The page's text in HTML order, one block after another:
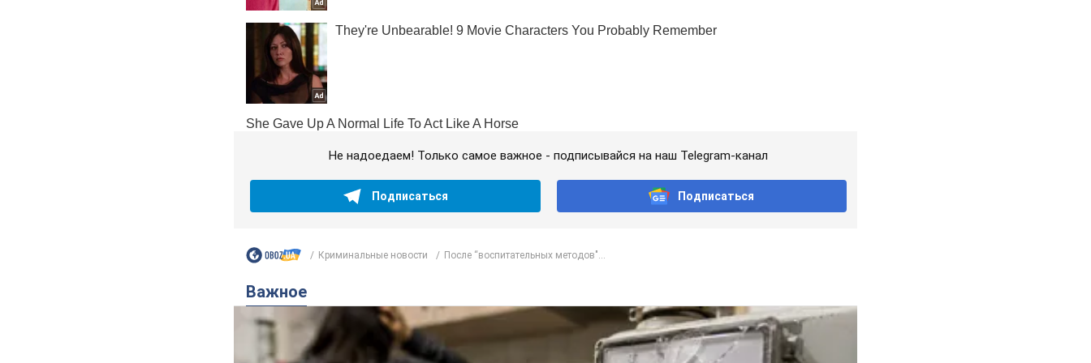
Не надоедаем! Только самое важное - подписывайся на наш Telegram-канал
Подписаться Подписаться
Криминальные новости После “воспитательных методов"...
Важное